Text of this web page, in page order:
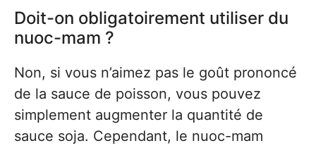
Doit-on obligatoirement utiliser du
nuoc-mam ?
Non, si vous n’aimez pas le goût prononcé
de la sauce de poisson, vous pouvez
simplement augmenter la quantité de
sauce soja. Cependant, le nuoc-mam